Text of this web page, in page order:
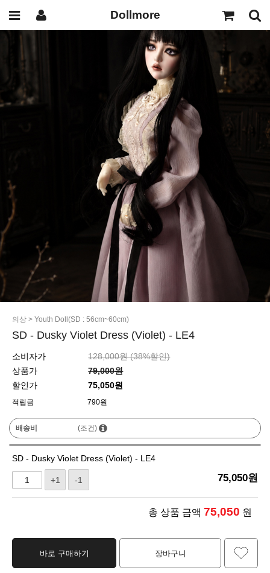
Dollmore
의상 > Youth Doll(SD : 56cm~60cm)
SD - Dusky Violet Dress (Violet) - LE4
소비자가 128,000원 (38%할인)
상품가
79,000원
할인가
75,050원
적립금 790원
배송비 (조건)
SD - Dusky Violet Dress (Violet) - LE4
+1 -1 75,050원
총 상품 금액 75,050 원
바로 구매하기 장바구니